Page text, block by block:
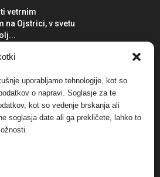
uporabljamo tehnologije, kot so
o napravi. Soglasje za te
kot so vedenje brskanja ali
soglasja date ali ga prekličete, lahko to
vetrnim
na Ojstrici, v svetu
Verbund
januarja, 2018
cvetličarskega